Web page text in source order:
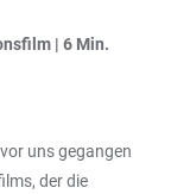
| 6 Min.
uns gegangen
der die